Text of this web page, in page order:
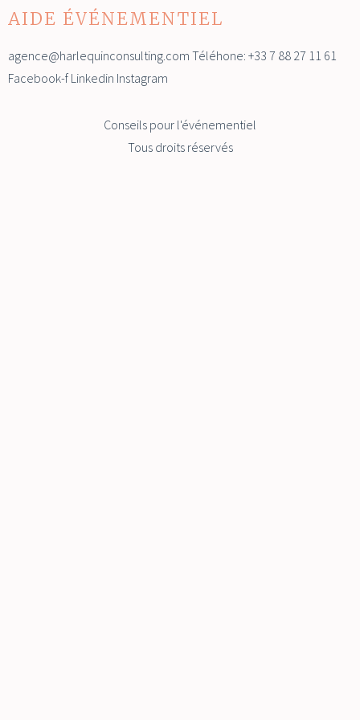
AIDE ÉVÉNEMENTIEL
agence@harlequinconsulting.com Téléhone: +33 7 88 27 11 61
Facebook-f Linkedin Instagram
Conseils pour l'événementiel
Tous droits réservés